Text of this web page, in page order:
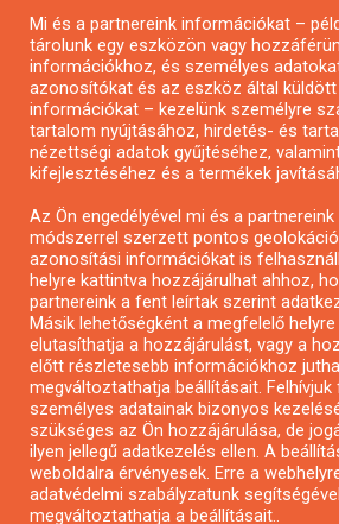
Pályázatírás civil szervezeteknek
Pályázatírás önkormányzatoknak
Pályázatfigyelés
Specifikus pályázatfigyelés vagy
Pályázatok magánszemélyeknek
Pályázatok civil szervezeteknek
Pályázatok vállalkozásoknak
Önkormányzati pályázatok
Mezőgazdasági pályázatok
Falusi turizmus pályázatok
Napelem pályázatok
GINOP pályázatok
Mi és a partnereink információkat –
tárolunk egy eszközön vagy
információkhoz, és személyes
azonosítókat és az eszköz által küldött
információkat – kezelünk személyre
tartalom nyújtásához, hirdetés- és
nézettségi adatok gyűjtéséhez,
kifejlesztéséhez és a termékek
Az Ön engedélyével mi és a
módszerrel szerzett pontos
azonosítási információkat is
helyre kattintva hozzájárulhat ahhoz,
partnereink a fent leírtak szerint
Másik lehetőségként a megfelelő
elutasíthatja a hozzájárulást, vagy a
előtt részletesebb információkhoz
megváltoztathatja beállításait. Felhívjuk
személyes adatainak bizonyos
szükséges az Ön hozzájárulása, de
ilyen jellegű adatkezelés ellen. A
weboldalra érvényesek. Erre a
adatvédelmi szabályzatunk
megváltoztathatja a beállításait..